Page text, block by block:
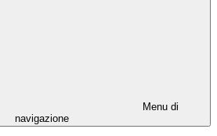
Menu di
navigazione